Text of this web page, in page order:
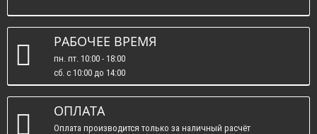
РАБОЧЕЕ ВРЕМЯ
пн. пт. 10:00 - 18:00
сб. c 10:00 до 14:00
вс. : выходные.
ОПЛАТА
Оплата производится только за наличный расчёт